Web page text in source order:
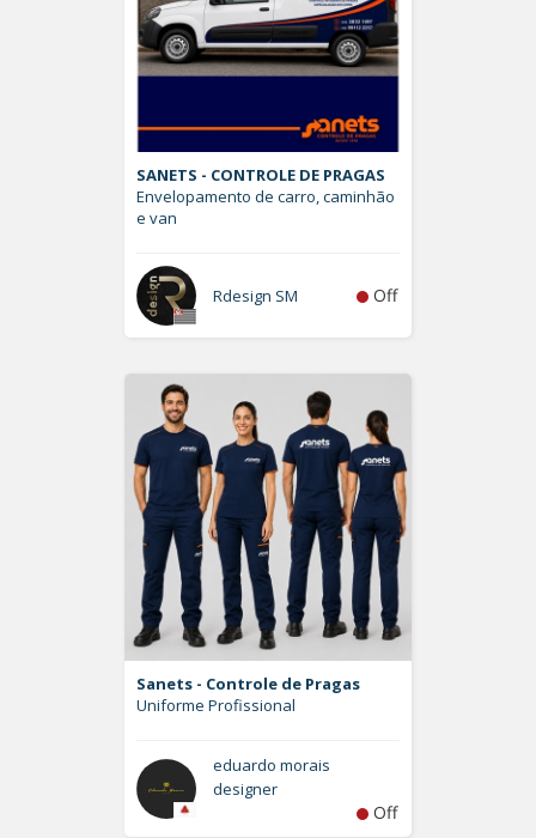
SANETS - CONTROLE DE PRAGAS
Envelopamento de carro, caminhão
e van
Rdesign SM Off
Sanets - Controle de Pragas
Uniforme Profissional
eduardo morais
designer
Off